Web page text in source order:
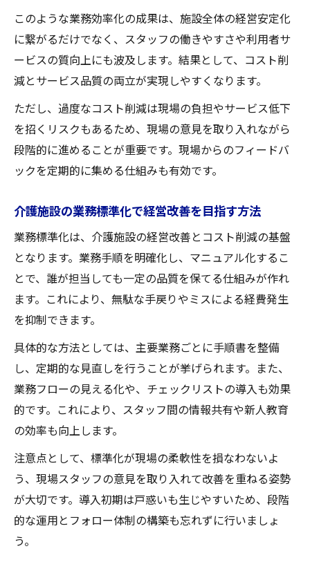
このような業務効率化の成果は、施設全体の経営安定化
に繋がるだけでなく、スタッフの働きやすさや利用者サ
ービスの質向上にも波及します。結果として、コスト削
減とサービス品質の両立が実現しやすくなります。
ただし、過度なコスト削減は現場の負担やサービス低下
を招くリスクもあるため、現場の意見を取り入れながら
段階的に進めることが重要です。現場からのフィードバ
ックを定期的に集める仕組みも有効です。
介護施設の業務標準化で経営改善を目指す方法
業務標準化は、介護施設の経営改善とコスト削減の基盤
となります。業務手順を明確化し、マニュアル化するこ
とで、誰が担当しても一定の品質を保てる仕組みが作れ
ます。これにより、無駄な手戻りやミスによる経費発生
を抑制できます。
具体的な方法としては、主要業務ごとに手順書を整備
し、定期的な見直しを行うことが挙げられます。また、
業務フローの見える化や、チェックリストの導入も効果
的です。これにより、スタッフ間の情報共有や新人教育
の効率も向上します。
注意点として、標準化が現場の柔軟性を損なわないよ
う、現場スタッフの意見を取り入れて改善を重ねる姿勢
が大切です。導入初期は戸惑いも生じやすいため、段階
的な運用とフォロー体制の構築も忘れずに行いましょ
う。